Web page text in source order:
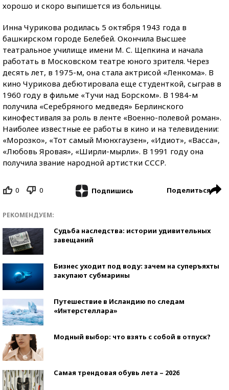
хорошо и скоро выпишется из больницы.
Инна Чурикова родилась 5 октября 1943 года в
башкирском городе Белебей. Окончила Высшее
театральное училище имени М. С. Щепкина и начала
работать в Московском театре юного зрителя. Через
десять лет, в 1975-м, она стала актрисой «Ленкома». В
кино Чурикова дебютировала еще студенткой, сыграв в
1960 году в фильме «Тучи над Борском». В 1984-м
получила «Серебряного медведя» Берлинского
кинофестиваля за роль в ленте «Военно-полевой роман».
Наиболее известные ее работы в кино и на телевидении:
«Морозко», «Тот самый Мюнхгаузен», «Идиот», «Васса»,
«Любовь Яровая», «Ширли-мырли». В 1991 году она
получила звание народной артистки СССР.
0 0 Подпишись Поделиться
РЕКОМЕНДУЕМ:
Судьба наследства: истории удивительных
завещаний
Бизнес уходит под воду: зачем на суперъяхты
закупают субмарины
Путешествие в Исландию по следам
«Интерстеллара»
Модный выбор: что взять с собой в отпуск?
Самая трендовая обувь лета – 2026